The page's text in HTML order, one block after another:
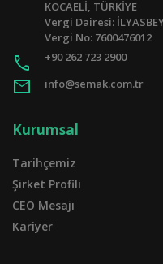
KOCAELİ, TÜRKİYE
Vergi Dairesi:
Vergi No: 7600476012
call +90 262 723 2900
mail info@semak.com.tr
Kurumsal
Tarihçemiz
Şirket Profili
CEO Mesajı
Kariyer